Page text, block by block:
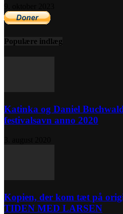
Populære indlæg
Katinka og Daniel
festivalsavn anno 2020
Kopien, der kom tæt på
TIDEN MED LARSEN